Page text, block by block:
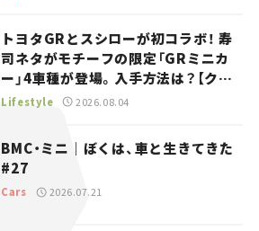
トヨタGRとスシローが初コラボ！ 寿
司ネタがモチーフの限定「GRミニカ
ー」4車種が登場。入手方法は？【クル
マとホビー】
Lifestyle 2026.08.04
BMC・ミニ｜ぼくは、車と生きてきた
#27
Cars 2026.07.21